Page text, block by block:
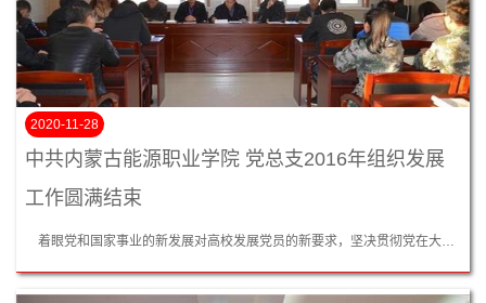
2020-11-28
中共内蒙古能源职业学院 党总支2016年组织发展
工作圆满结束
着眼党和国家事业的新发展对高校发展党员的新要求，坚决贯彻党在大学生中发展党员的战略设计，把我党建设成为立党为公、执政为民、求真务实、改革创新、清正廉洁、团结和谐的马列主义政党。内蒙古能源职业学院党总支坚持以知促行，于2016年11月23日至12月13日开展各项党组织发展工作，加强能源学院广大党员教育与管理，帮助其树立党员意识，提升理论素养，增强党性观念和党性修养。进一步明确党员标准，使其能够在学...